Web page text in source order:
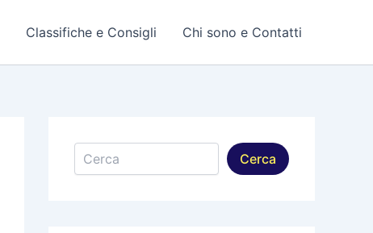
Classifiche e Consigli Chi sono e Contatti
Cerca
Cerca